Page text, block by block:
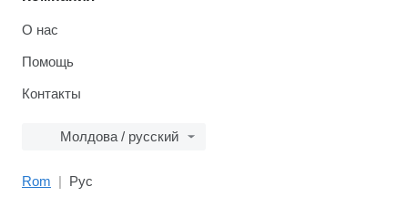
О нас
Помощь
Контакты
Молдова / русский
Rom Рус